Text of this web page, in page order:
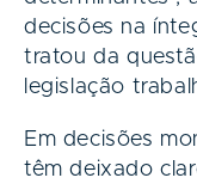
decisões na
tratou da
legislação
Em decisões
têm deixado